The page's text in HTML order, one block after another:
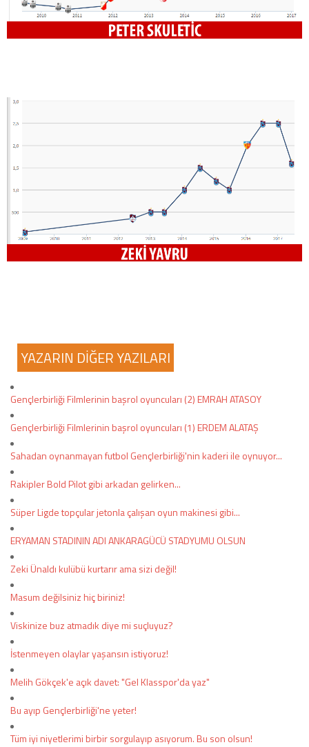
YAZARIN DİĞER YAZILARI
Gençlerbirliği Filmlerinin başrol oyuncuları (2) EMRAH ATASOY
Gençlerbirliği Filmlerinin başrol oyuncuları (1) ERDEM ALATAŞ
Sahadan oynanmayan futbol Gençlerbirliği'nin kaderi ile oynuyor...
Rakipler Bold Pilot gibi arkadan gelirken...
Süper Ligde topçular jetonla çalışan oyun makinesi gibi...
ERYAMAN STADININ ADI ANKARAGÜCÜ STADYUMU OLSUN
Zeki Ünaldı kulübü kurtarır ama sizi değil!
Masum değilsiniz hiç biriniz!
Viskinize buz atmadık diye mi suçluyuz?
İstenmeyen olaylar yaşansın istiyoruz!
Melih Gökçek'e açık davet: "Gel Klasspor'da yaz"
Bu ayıp Gençlerbirliği'ne yeter!
Tüm iyi niyetlerimi birbir sorgulayıp asıyorum. Bu son olsun!